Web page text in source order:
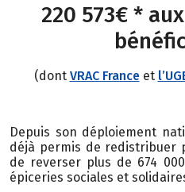
220 573€ *
(dont VRAC Franceet
Depuis son déploiement
déjà permis de redistribuer
de reverser plus de 674
épiceries sociales et